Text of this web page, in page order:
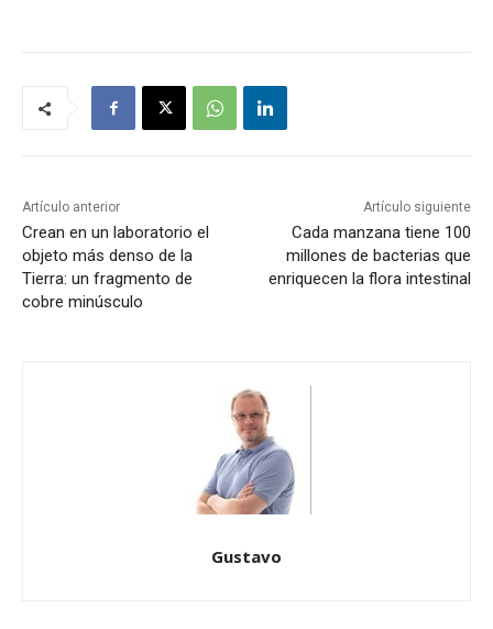
Artículo anterior
Crean en un laboratorio el
objeto más denso de la
Tierra: un fragmento de
cobre minúsculo
Artículo siguiente
Cada manzana tiene 100
millones de bacterias que
enriquecen la flora intestinal
Gustavo